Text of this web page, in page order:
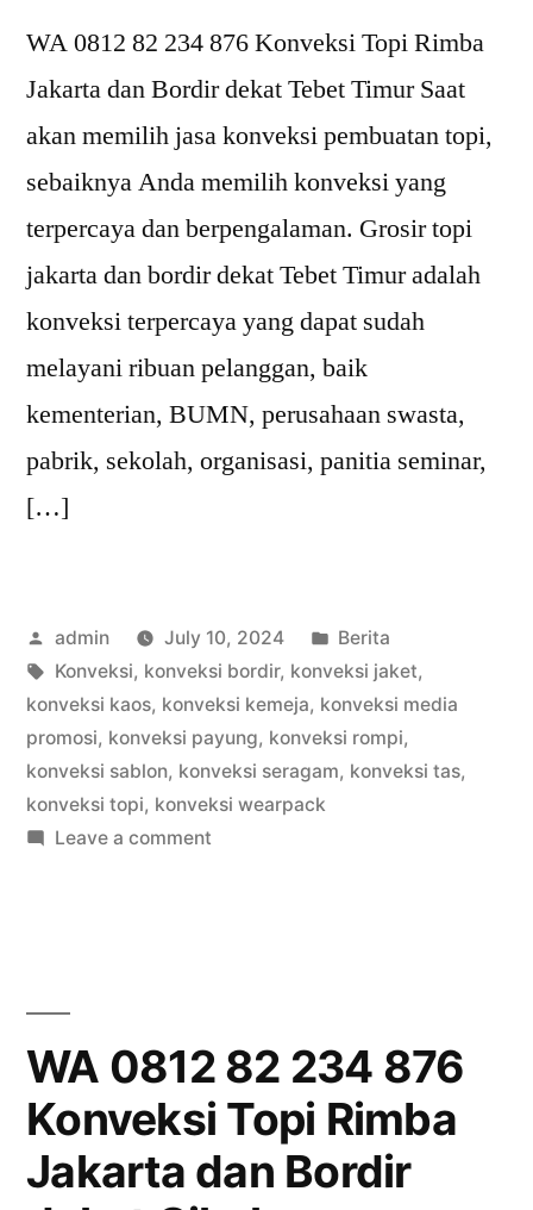
WA 0812 82 234 876 Konveksi Topi Rimba
Jakarta dan Bordir dekat Tebet Timur Saat
akan memilih jasa konveksi pembuatan topi,
sebaiknya Anda memilih konveksi yang
terpercaya dan berpengalaman. Grosir topi
jakarta dan bordir dekat Tebet Timur adalah
konveksi terpercaya yang dapat sudah
melayani ribuan pelanggan, baik
kementerian, BUMN, perusahaan swasta,
pabrik, sekolah, organisasi, panitia seminar,
[…]
Posted
by
admin July 10, 2024
Posted
in
Berita
Tags:
Konveksi, konveksi bordir, konveksi jaket,
konveksi kaos, konveksi kemeja, konveksi media
promosi, konveksi payung, konveksi rompi,
konveksi sablon, konveksi seragam, konveksi tas,
konveksi topi, konveksi wearpack
Leave a commenton
Topi
Rimba
Jakarta
dan
Bordir
WA 0812 82 234 876
Konveksi Topi Rimba
Jakarta dan Bordir